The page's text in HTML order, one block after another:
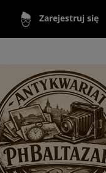
Zarejestruj się